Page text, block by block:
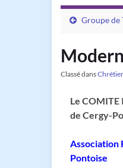
Groupe de
Classé dans
Le COMITE
de Cergy-
Association
Pontoise